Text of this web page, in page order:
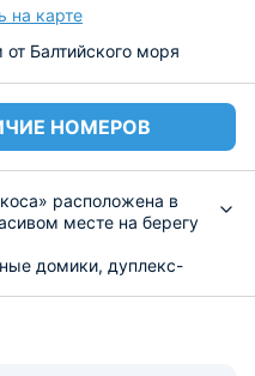
на карте
Балтийского моря
НОМЕРОВ
расположена в
месте на берегу
домики, дуплекс-
места с